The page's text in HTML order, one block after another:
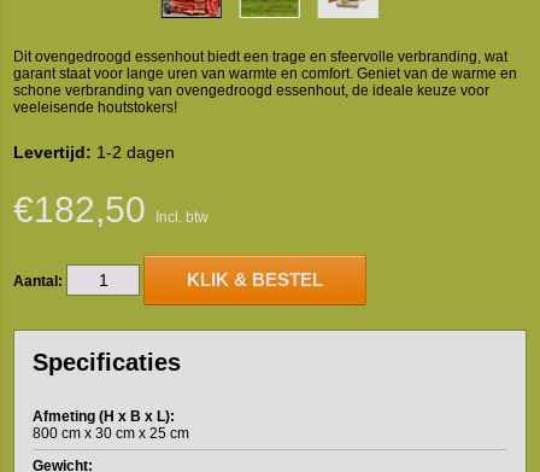
Dit ovengedroogd essenhout biedt een trage en sfeervolle verbranding, wat
garant staat voor lange uren van warmte en comfort. Geniet van de warme en
schone verbranding van ovengedroogd essenhout, de ideale keuze voor
veeleisende houtstokers!
Levertijd: 1-2 dagen
€182,50 Incl. btw
Aantal: KLIK & BESTEL
Specificaties
Afmeting (H x B x L):
800 cm x 30 cm x 25 cm
Gewicht: